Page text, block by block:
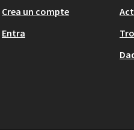
Crea un compte
Entra